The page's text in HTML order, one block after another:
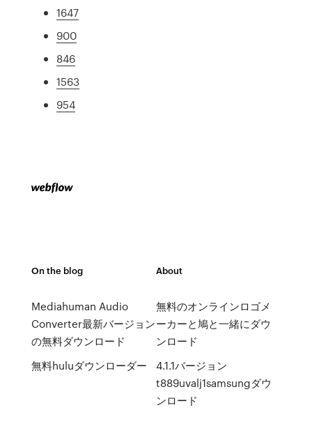
1647
900
846
1563
954
On the blog
Mediahuman Audio
Converter最新バージョン
の無料ダウンロード
無料huluダウンローダー
About
無料のオンラインロゴメ
ーカーと鳩と一緒にダウ
ンロード
4.1.1バージョン
t889uvalj1samsungダウ
ンロード